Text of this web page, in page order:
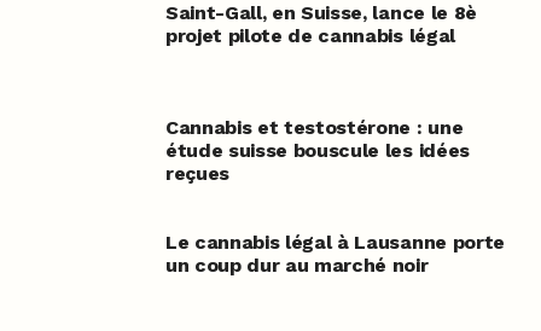
Saint-Gall, en Suisse, lance le 8è
projet pilote de cannabis légal
Cannabis et testostérone : une
étude suisse bouscule les idées
reçues
Le cannabis légal à Lausanne porte
un coup dur au marché noir